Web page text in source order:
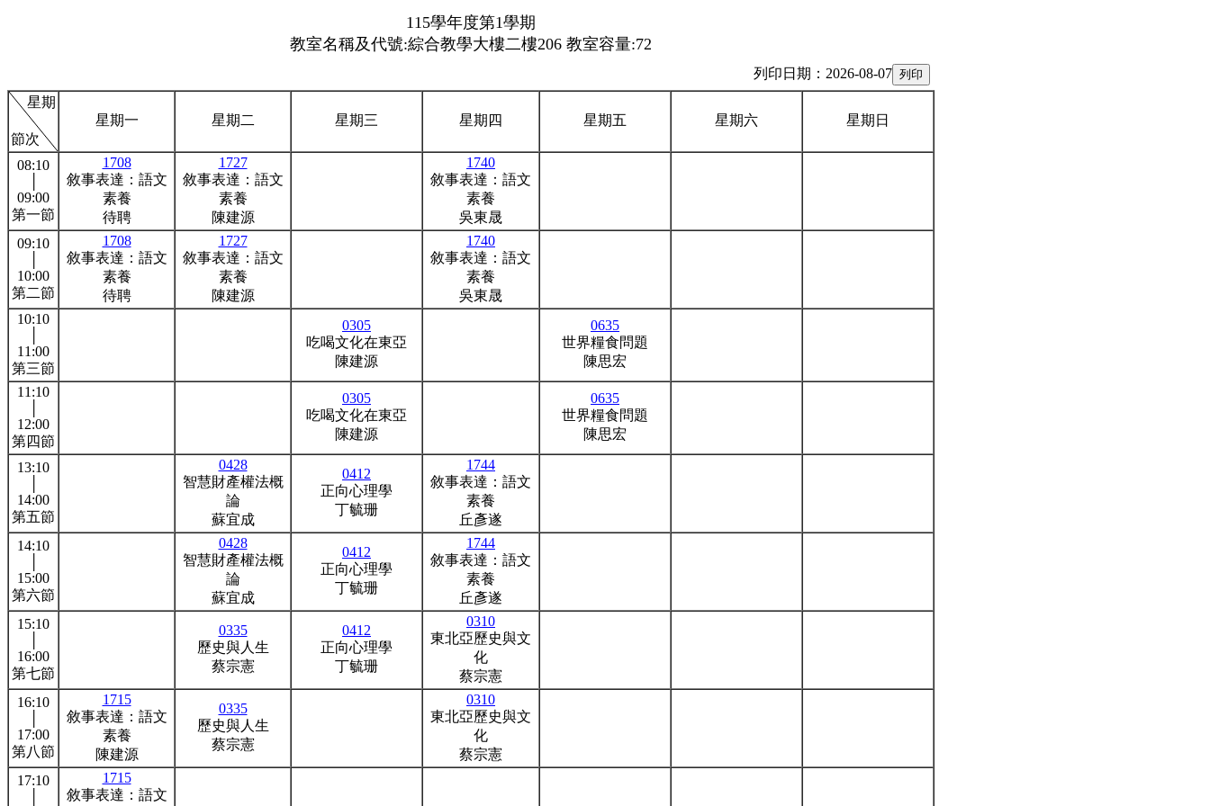
115學年度第1學期
教室名稱及代號:綜合教學大樓二樓206 教室容量:72
列印日期：2026-08-07
星期
節次
星期一 星期二 星期三 星期四 星期五 星期六 星期日
08:10
09:00
第一節
1708
敘事表達：語文
素養
待聘
1727
敘事表達：語文
素養
陳建源
1740
敘事表達：語文
素養
吳東晟
09:10
10:00
第二節
1708
敘事表達：語文
素養
待聘
1727
敘事表達：語文
素養
陳建源
1740
敘事表達：語文
素養
吳東晟
10:10
11:00
第三節
0305
吃喝文化在東亞
陳建源
0635
世界糧食問題
陳思宏
11:10
12:00
第四節
0305
吃喝文化在東亞
陳建源
0635
世界糧食問題
陳思宏
13:10
14:00
第五節
0428
智慧財產權法概
論
蘇宜成
0412
正向心理學
丁毓珊
1744
敘事表達：語文
素養
丘彥遂
14:10
15:00
第六節
0428
智慧財產權法概
論
蘇宜成
0412
正向心理學
丁毓珊
1744
敘事表達：語文
素養
丘彥遂
15:10
16:00
第七節
0335
歷史與人生
蔡宗憲
0412
正向心理學
丁毓珊
0310
東北亞歷史與文
化
蔡宗憲
16:10
17:00
第八節
1715
敘事表達：語文
素養
陳建源
0335
歷史與人生
蔡宗憲
0310
東北亞歷史與文
化
蔡宗憲
17:10
1715
敘事表達：語文